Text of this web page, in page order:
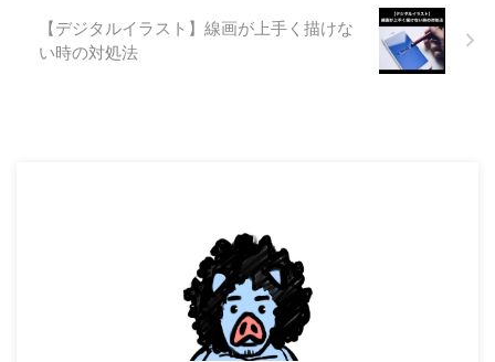
【デジタルイラスト】線画が上手く描けな
い時の対処法